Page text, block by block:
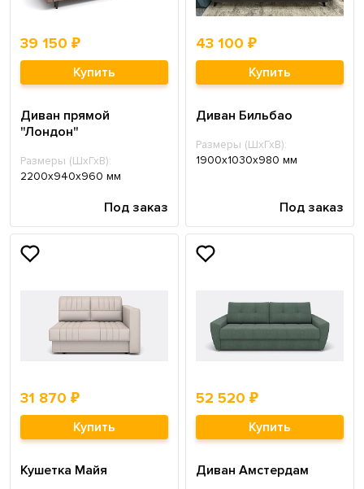
39 150 ₽
Купить
Диван прямой
"Лондон"
Размеры (ШхГхВ):
2200х940х960 мм
Под заказ
43 100 ₽
Купить
Диван Бильбао
Размеры (ШхГхВ):
1900х1030х980 мм
Под заказ
31 870 ₽
Купить
Кушетка Майя
52 520 ₽
Купить
Диван Амстердам